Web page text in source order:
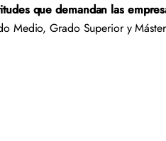
que demandan las
Medio, Grado Superior y